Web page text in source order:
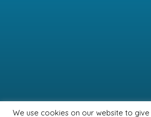
We use cookies on our website to